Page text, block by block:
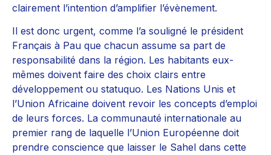
clairement l’intention d’amplifier l’évènement.
Il est donc urgent, comme l’a souligné le président
Français à Pau que chacun assume sa part de
responsabilité dans la région. Les habitants eux-
mêmes doivent faire des choix clairs entre
développement ou statuquo. Les Nations Unis et
l’Union Africaine doivent revoir les concepts d’emploi
de leurs forces. La communauté internationale au
premier rang de laquelle l’Union Européenne doit
prendre conscience que laisser le Sahel dans cette